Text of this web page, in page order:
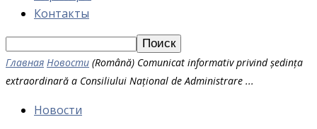
Контакты
Главная Новости (Română) Comunicat informativ privind ședința
extraordinară a Consiliului Național de Administrare ...
Новости